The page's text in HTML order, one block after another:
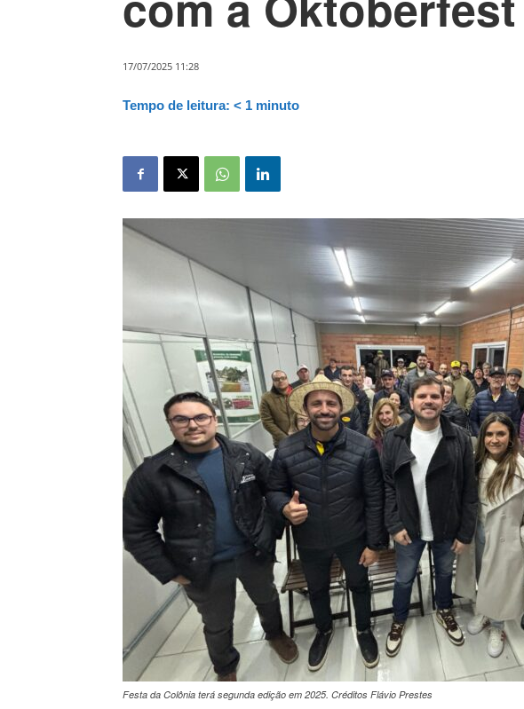
17/07/2025 11:28
Tempo de leitura: < 1 minuto
Festa da Colônia terá segunda edição em 2025. Créditos Flávio Prestes